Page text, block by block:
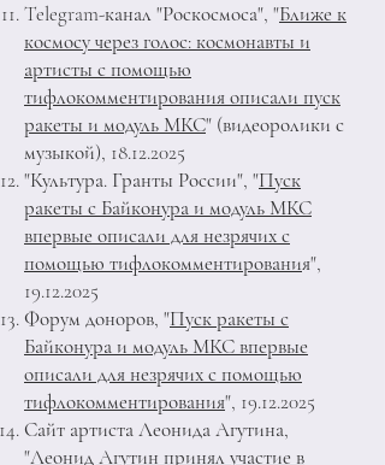
Telegram-канал "Роскосмоса", "Ближе к
космосу через голос: космонавты и
артисты с помощью
тифлокомментирования описали пуск
ракеты и модуль МКС" (видеоролики с
музыкой), 18.12.2025
"Культура. Гранты России", "Пуск
ракеты с Байконура и модуль МКС
впервые описали для незрячих с
помощью тифлокомментирования",
19.12.2025
Форум доноров, "Пуск ракеты с
Байконура и модуль МКС впервые
описали для незрячих с помощью
тифлокомментирования", 19.12.2025
Сайт артиста Леонида Агутина,
"Леонид Агутин принял участие в